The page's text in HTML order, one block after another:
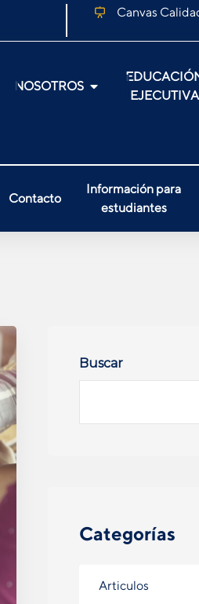
Canvas
NOSOTROS
EJECUTIVA
Contacto
Información para
estudiantes
Buscar
Categorías
Articulos